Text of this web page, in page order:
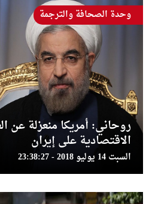
روحاني: أمريكا منعزلة عن
الاقتصادية على إيران
السبت 14 يوليو 2018 - 23:38:27
وحدة الصحافة والترجمة